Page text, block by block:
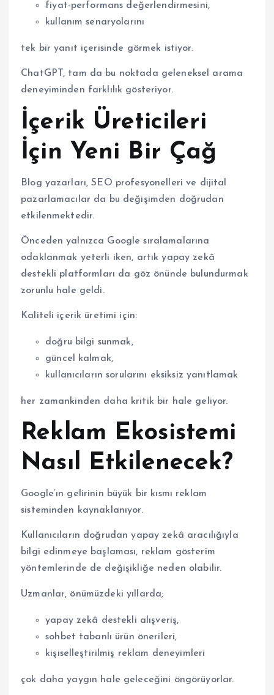
fiyat-performans değerlendirmesini,
kullanım senaryolarını
tek bir yanıt içerisinde görmek istiyor.
ChatGPT, tam da bu noktada geleneksel arama
deneyiminden farklılık gösteriyor.
İçerik Üreticileri
İçin Yeni Bir Çağ
Blog yazarları, SEO profesyonelleri ve dijital
pazarlamacılar da bu değişimden doğrudan
etkilenmektedir.
Önceden yalnızca Google sıralamalarına
odaklanmak yeterli iken, artık yapay zekâ
destekli platformları da göz önünde bulundurmak
zorunlu hale geldi.
Kaliteli içerik üretimi için:
doğru bilgi sunmak,
güncel kalmak,
kullanıcıların sorularını eksiksiz yanıtlamak
her zamankinden daha kritik bir hale geliyor.
Reklam Ekosistemi
Nasıl Etkilenecek?
Google’ın gelirinin büyük bir kısmı reklam
sisteminden kaynaklanıyor.
Kullanıcıların doğrudan yapay zekâ aracılığıyla
bilgi edinmeye başlaması, reklam gösterim
yöntemlerinde de değişikliğe neden olabilir.
Uzmanlar, önümüzdeki yıllarda;
yapay zekâ destekli alışveriş,
sohbet tabanlı ürün önerileri,
kişiselleştirilmiş reklam deneyimleri
çok daha yaygın hale geleceğini öngörüyorlar.